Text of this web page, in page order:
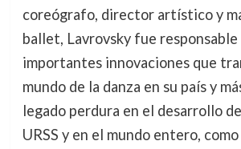
coreógrafo, director artístico y
ballet, Lavrovsky fue responsable
importantes innovaciones que
mundo de la danza en su país y
legado perdura en el desarrollo
URSS y en el mundo entero,